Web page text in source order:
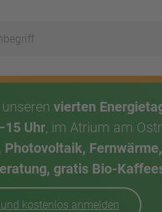
vierten
Uhr, im Atrium am
Photovoltaik,
gratis Bio-
kostenlos anmelden